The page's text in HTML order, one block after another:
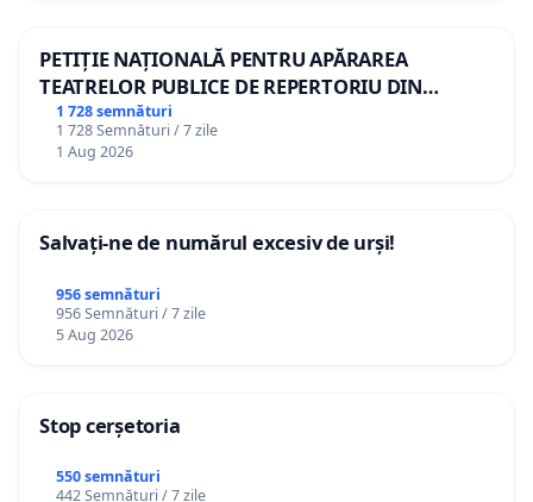
PETIȚIE NAȚIONALĂ PENTRU APĂRAREA
TEATRELOR PUBLICE DE REPERTORIU DIN
ROMÂNIA
1 728 semnături
1 728 Semnături / 7 zile
1 Aug 2026
Salvați-ne de numărul excesiv de urși!
956 semnături
956 Semnături / 7 zile
5 Aug 2026
Stop cerșetoria
550 semnături
442 Semnături / 7 zile